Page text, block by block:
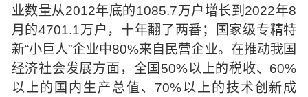
业数量从2012年底的1085.7万户增长到2022年8
月的4701.1万户，十年翻了两番；国家级专精特
新“小巨人”企业中80%来自民营企业。在推动我国
经济社会发展方面，全国50%以上的税收、60%
以上的国内生产总值、70%以上的技术创新成